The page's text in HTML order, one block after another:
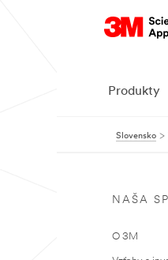
Produkty
Slovensko
NAŠA
O 3M